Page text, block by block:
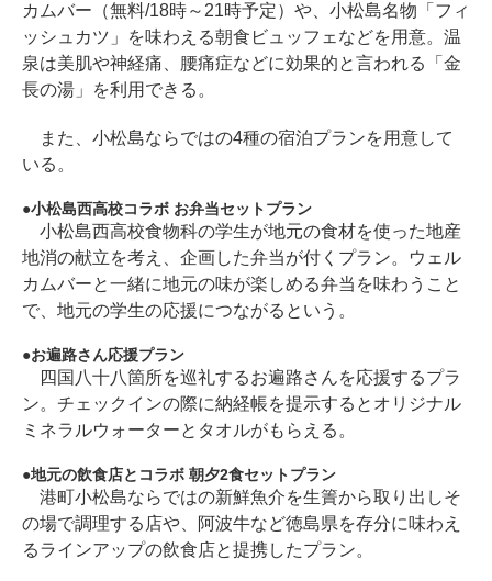
カムバー（無料/18時～21時予定）や、小松島名物「フィ
ッシュカツ」を味わえる朝食ビュッフェなどを用意。温
泉は美肌や神経痛、腰痛症などに効果的と言われる「金
長の湯」を利用できる。
また、小松島ならではの4種の宿泊プランを用意して
いる。
小松島西高校コラボ お弁当セットプラン
小松島西高校食物科の学生が地元の食材を使った地産
地消の献立を考え、企画した弁当が付くプラン。ウェル
カムバーと一緒に地元の味が楽しめる弁当を味わうこと
で、地元の学生の応援につながるという。
お遍路さん応援プラン
四国八十八箇所を巡礼するお遍路さんを応援するプラ
ン。チェックインの際に納経帳を提示するとオリジナル
ミネラルウォーターとタオルがもらえる。
地元の飲食店とコラボ 朝夕2食セットプラン
港町小松島ならではの新鮮魚介を生簀から取り出しそ
の場で調理する店や、阿波牛など徳島県を存分に味わえ
るラインアップの飲食店と提携したプラン。